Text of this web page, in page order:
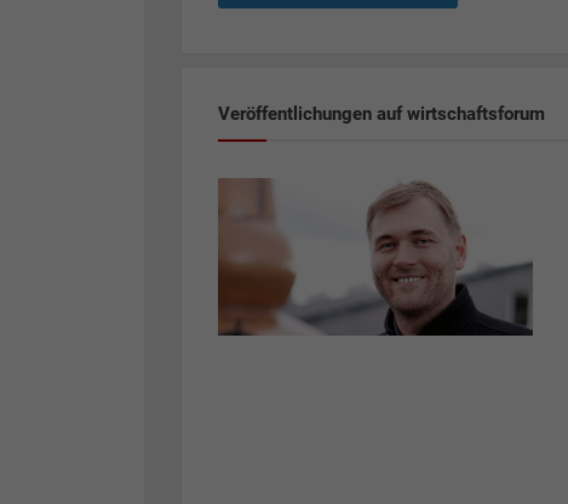
Veröffentlichungen auf wirtschaftsforum